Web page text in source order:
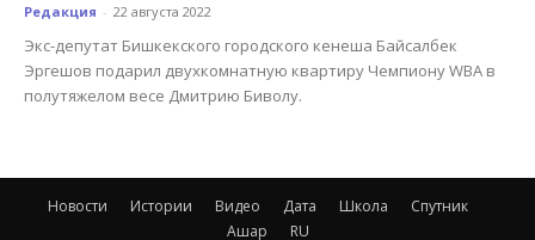
Редакция - 22 августа 2022
Экс-депутат Бишкекского городского кенеша Байсалбек
Эргешов подарил двухкомнатную квартиру Чемпиону WBA в
полутяжелом весе Дмитрию Биволу.
Новости Истории Видео Дата Школа
Спутник
Ашар
RU